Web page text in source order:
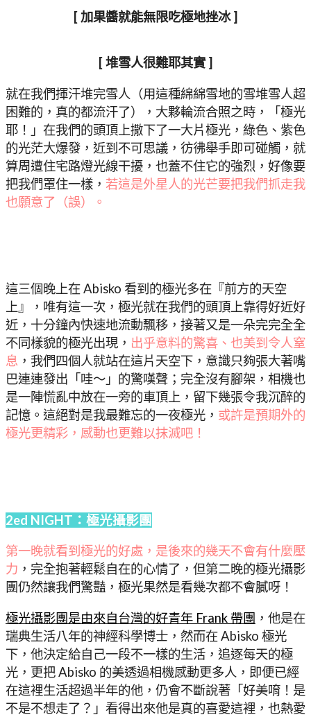
[ 加果醬就能無限吃極地挫冰 ]
[ 堆雪人很難耶其實 ]
就在我們揮汗堆完雪人（用這種綿綿雪地的雪堆雪人超
困難的，真的都流汗了），大夥輪流合照之時，「極光
耶！」在我們的頭頂上撒下了一大片極光，綠色、紫色
的光茫大爆發，近到不可思議，彷彿舉手即可碰觸，就
算周遭住宅路燈光線干擾，也蓋不住它的強烈，好像要
把我們罩住一樣， 若這是外星人的光芒要把我們抓走我
也願意了（誤）。
這三個晚上在 Abisko 看到的極光多在『前方的天空
上』，唯有這一次，極光就在我們的頭頂上靠得好近好
近，十分鐘內快速地流動飄移，接著又是一朵完完全全
不同樣貌的極光出現， 出乎意料的驚喜、也美到令人窒
息 ，我們四個人就站在這片天空下，意識只夠張大著嘴
巴連連發出「哇～」的驚嘆聲；完全沒有腳架，相機也
是一陣慌亂中放在一旁的車頂上，留下幾張令我沉醉的
記憶。這絕對是我最難忘的一夜極光， 或許是預期外的
極光更精彩，感動也更難以抹滅吧！
2ed NIGHT：極光攝影團
第一晚就看到極光的好處，是後來的幾天不會有什麼壓
力 ，完全抱著輕鬆自在的心情了，但第二晚的極光攝影
團仍然讓我們驚豔，極光果然是看幾次都不會膩呀！
極光攝影團是由來自台灣的好青年 Frank 帶團 ，他是在
瑞典生活八年的神經科學博士，然而在 Abisko 極光
下，他決定給自己一段不一樣的生活，追逐每天的極
光，更把 Abisko 的美透過相機感動更多人，即便已經
在這裡生活超過半年的他，仍會不斷說著「好美唷！是
不是不想走了？」看得出來他是真的喜愛這裡，也熱愛